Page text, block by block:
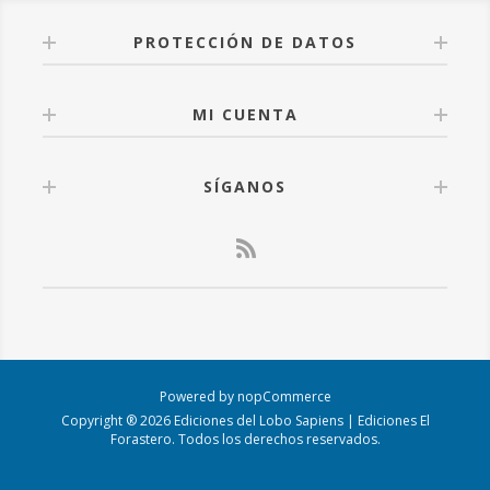
PROTECCIÓN DE DATOS
MI CUENTA
SÍGANOS
Powered by nopCommerce
Copyright ® 2026 Ediciones del Lobo Sapiens | Ediciones El
Forastero. Todos los derechos reservados.